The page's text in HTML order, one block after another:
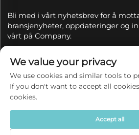
Bli med i vårt nyhetsbrev for å
bransjenyheter, oppdateringer og
vårt på Company.
Copyright © 2025 av Chaozhou
Ltd.
We value your privacy
We use cookies and similar tools to
If you don't want to accept all
cookies.
Accept all